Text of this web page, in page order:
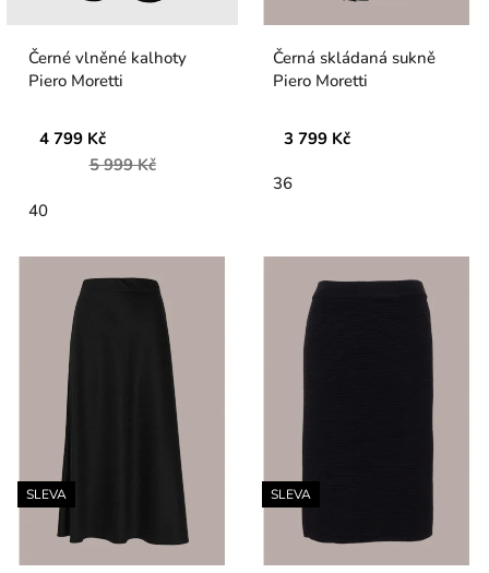
Černé vlněné kalhoty
Piero Moretti
4 799 Kč
5 999 Kč
40
Černá skládaná sukně
Piero Moretti
3 799 Kč
36
SLEVA SLEVA